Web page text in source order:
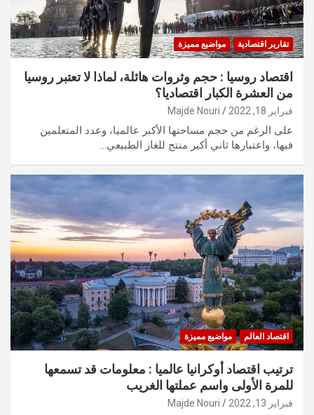
تقارير اقتصادية مواضيع مميزة
اقتصاد روسيا : حجم وثروات هائلة، لماذا لا تعتبر روسيا
من العشرة الكبار اقتصاديا؟
فبراير 18, 2022 Majde Nouri
على الرغم من حجم مساحتها الأكبر عالميا، وعدد المتعلمين
فيها، واعتبارها ثاني أكبر منتج للغاز الطبيعي…
اقتصاد العالم مواضيع مميزة
ترتيب اقتصاد أوكرانيا عالميا : معلومات قد تسمعها
للمرة الأولى واسم عملتها الغريب
فبراير 13, 2022 Majde Nouri